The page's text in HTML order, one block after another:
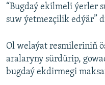
“Bugdaý ekilmeli ýerler
suw ýetmezçilik edýär”
Ol welaýat resmileriniň
aralaryny sürdürip,
bugdaý ekdirmegi